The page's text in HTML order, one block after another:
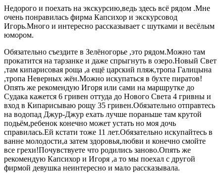
Недорого и поехать на экскурсию,ведь здесь всё рядом .Мне
очень понравилась фирма Капсихор и экскурсовод
Игорь.Много и интересно рассказывает с шутками и весёлым
юмором.
Обязательно съездите в Зелёногорье ,это рядом.Можно там
прокатится на тарзанке и даже спрыгнуть в озеро.Новый Свет
,там кипарисовая роща ,а ещё царский пляж,тропа Галицына
,тропа Неверных жён.Можно искупаться в бухте пиратов!
Опять же рекомендую Игоря или сами на маршрутке до
Судака кажется 6 гривен оттуда до Нового Света 4 гривны и
вход в Кипарисываю рощу 35 гривен.Обязательно отправтесь
на водопад Джур-Джур ехать лучше пораньше там крутой
подьём,ребенок конечно может устать но моя дочь
справилась.Ей кстати тоже 11 лет.Обязательно искупайтесь в
ванне молодости,а затем здоровья,любви и конечно смойте
все грехи!Почувствуете что родились заново.Опять же
рекомендую Капсихор и Игоря ,а то мы поехал с другой
фирмой девушка неинтересно и мало рассказывала.